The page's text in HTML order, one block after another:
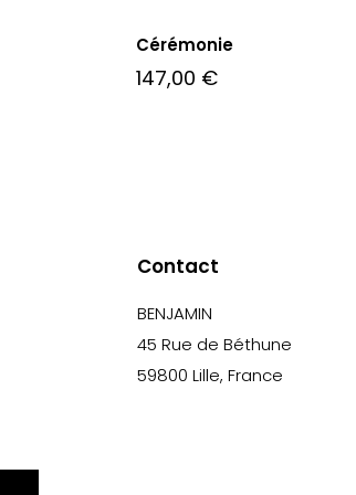
Cérémonie
147,00 €
Contact
BENJAMIN
45 Rue de Béthune
59800 Lille, France